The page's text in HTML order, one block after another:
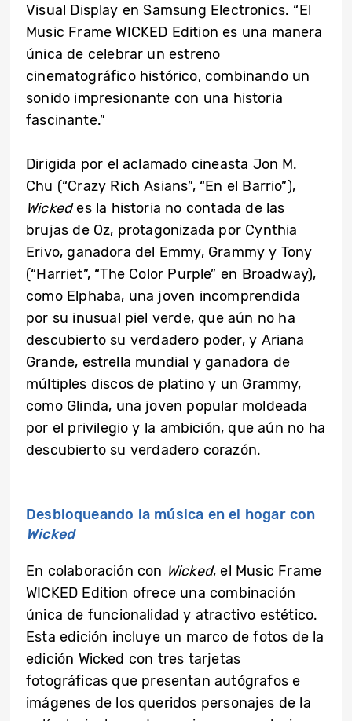
Visual Display en Samsung Electronics. “El
Music Frame WICKED Edition es una manera
única de celebrar un estreno
cinematográfico histórico, combinando un
sonido impresionante con una historia
fascinante.”
Dirigida por el aclamado cineasta Jon M.
Chu (“Crazy Rich Asians”, “En el Barrio”),
Wickedes la historia no contada de las
brujas de Oz, protagonizada por Cynthia
Erivo, ganadora del Emmy, Grammy y Tony
(“Harriet”, “The Color Purple” en Broadway),
como Elphaba, una joven incomprendida
por su inusual piel verde, que aún no ha
descubierto su verdadero poder, y Ariana
Grande, estrella mundial y ganadora de
múltiples discos de platino y un Grammy,
como Glinda, una joven popular moldeada
por el privilegio y la ambición, que aún no ha
descubierto su verdadero corazón.
Desbloqueando la música en el hogar con
Wicked
En colaboración con Wicked, el Music Frame
WICKED Edition ofrece una combinación
única de funcionalidad y atractivo estético.
Esta edición incluye un marco de fotos de la
edición Wicked con tres tarjetas
fotográficas que presentan autógrafos e
imágenes de los queridos personajes de la